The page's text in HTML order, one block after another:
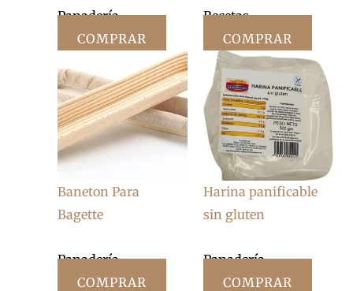
Panadería
COMPRAR
Recetas
COMPRAR
Baneton Para
Bagette
Panadería
COMPRAR
Harina panificable
sin gluten
Panadería
COMPRAR